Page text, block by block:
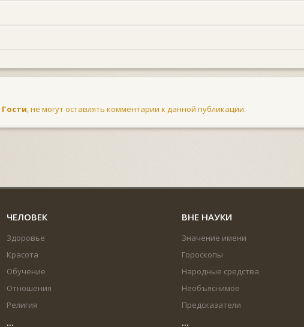
Гости, не могут оставлять комментарии к данной публикации.
ЧЕЛОВЕК
Здоровье
Красота
Обучение
Отношения
Религия
...
ВНЕ НАУКИ
Значение имени
Гороскопы
Народные средства
Необъяснимое
Предсказатели
...